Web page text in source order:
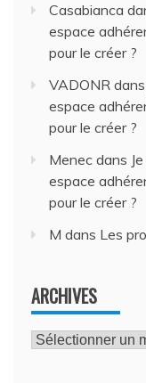
Casabianca
espace
pour le créer ?
VADONR dans
espace
pour le créer ?
Menec dans
espace
pour le créer ?
M dans Les
ARCHIVES
Archives